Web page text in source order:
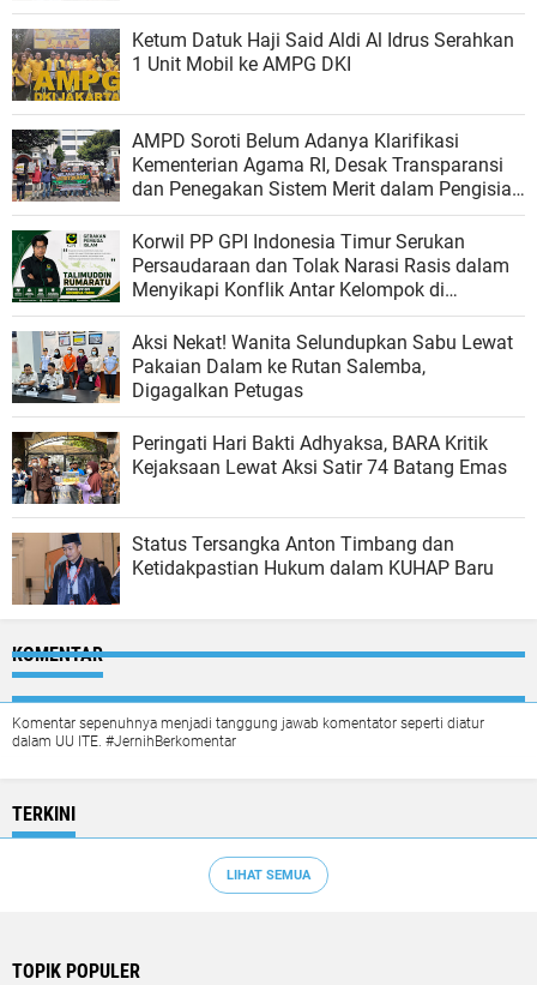
Ketum Datuk Haji Said Aldi Al Idrus Serahkan
1 Unit Mobil ke AMPG DKI
AMPD Soroti Belum Adanya Klarifikasi
Kementerian Agama RI, Desak Transparansi
dan Penegakan Sistem Merit dalam Pengisian
Jabatan
Korwil PP GPI Indonesia Timur Serukan
Persaudaraan dan Tolak Narasi Rasis dalam
Menyikapi Konflik Antar Kelompok di
Matraman
Aksi Nekat! Wanita Selundupkan Sabu Lewat
Pakaian Dalam ke Rutan Salemba,
Digagalkan Petugas
Peringati Hari Bakti Adhyaksa, BARA Kritik
Kejaksaan Lewat Aksi Satir 74 Batang Emas
Status Tersangka Anton Timbang dan
Ketidakpastian Hukum dalam KUHAP Baru
KOMENTAR
Komentar sepenuhnya menjadi tanggung jawab komentator seperti diatur
dalam UU ITE. #JernihBerkomentar
TERKINI
LIHAT SEMUA
TOPIK POPULER